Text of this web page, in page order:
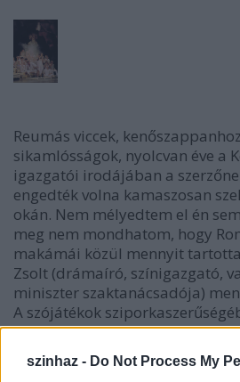
szinhaz - Do Not Process My
Reumás viccek,
sikamlósságok, nyolcvan éve a
igazgatói irodájában a
engedték volna kamaszosan
okán. Nem mélyedtem el én
meg nem mondhatom, hogy
makámái közül mennyit
Zsolt (drámaíró, színigazgató,
miniszter szaktanácsadója)
A szójátékok
kételkedhetett. Hogy
nem működnek: háromszor is
rosszabbakat ennél többször is.